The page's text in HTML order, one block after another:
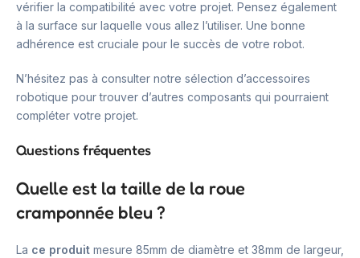
vérifier la compatibilité avec votre projet. Pensez également
à la surface sur laquelle vous allez l’utiliser. Une bonne
adhérence est cruciale pour le succès de votre robot.
N’hésitez pas à consulter notre sélection d’accessoires
robotique pour trouver d’autres composants qui pourraient
compléter votre projet.
Questions fréquentes
Quelle est la taille de la roue
cramponnée bleu ?
La ce produit mesure 85mm de diamètre et 38mm de largeur,